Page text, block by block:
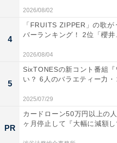
ワグネリアンは1番人気に支持されるも
2026/08/02
4
「FRUITS ZIPPER」の歌
バーランキング！ 2位「櫻井
2026/08/04
5
SixTONESの新コント番組
い？ 6人のバラエティー力・
2025/07/29
PR
カードローン50万円以上の
ヶ月停止して『大幅に減額し